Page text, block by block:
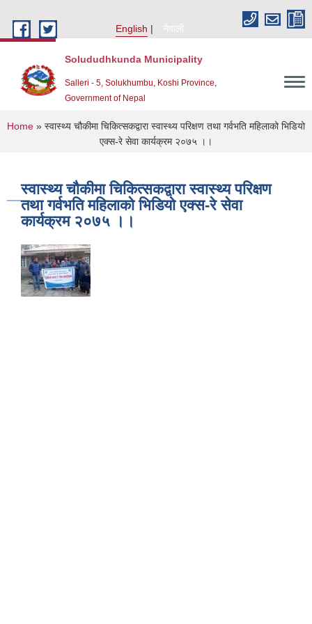
English
नेपाली
Solududhkunda Municipality
Salleri - 5, Solukhumbu, Koshi Province,
Government of Nepal
You are here
Home » स्वास्थ्य चौकीमा चिकित्सकद्वारा स्वास्थ्य परिक्षण तथा गर्वभति महिलाको भिडियो
एक्स-रे सेवा कार्यक्रम २०७५ ।।
स्वास्थ्य चौकीमा चिकित्सकद्वारा स्वास्थ्य परिक्षण
तथा गर्वभति महिलाको भिडियो एक्स-रे सेवा
कार्यक्रम २०७५ ।।